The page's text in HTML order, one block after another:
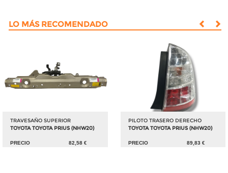
LO MÁS RECOMENDADO
TRAVESAÑO SUPERIOR
TOYOTA TOYOTA PRIUS (NHW20)
PRECIO 82,58 €
PILOTO TRASERO DERECHO
TOYOTA TOYOTA PRIUS (NHW20)
PRECIO 89,83 €